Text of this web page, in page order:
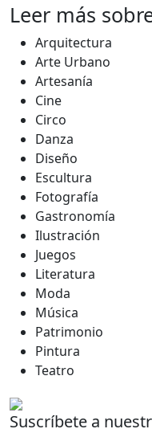
Leer más
Arquitectura
Arte Urbano
Artesanía
Cine
Circo
Danza
Diseño
Escultura
Fotografía
Gastronomía
Ilustración
Juegos
Literatura
Moda
Música
Patrimonio
Pintura
Teatro
Suscríbete a